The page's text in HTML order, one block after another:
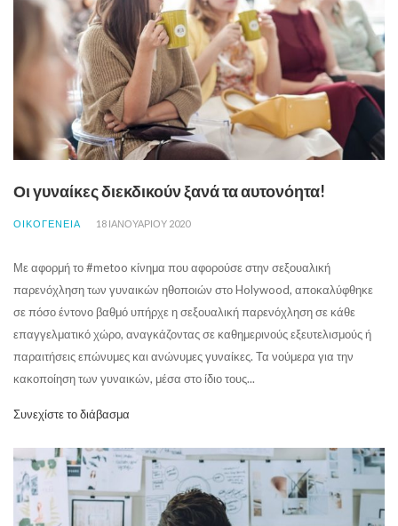
Οι γυναίκες διεκδικούν ξανά τα αυτονόητα!
ΟΙΚΟΓΕΝΕΙΑ 18 ΙΑΝΟΥΑΡΊΟΥ 2020
Με αφορμή το #metoo κίνημα που αφορούσε στην σεξουαλική
παρενόχληση των γυναικών ηθοποιών στο Holywood, αποκαλύφθηκε
σε πόσο έντονο βαθμό υπήρχε η σεξουαλική παρενόχληση σε κάθε
επαγγελματικό χώρο, αναγκάζοντας σε καθημερινούς εξευτελισμούς ή
παραιτήσεις επώνυμες και ανώνυμες γυναίκες. Τα νούμερα για την
κακοποίηση των γυναικών, μέσα στο ίδιο τους...
Συνεχίστε το διάβασμα